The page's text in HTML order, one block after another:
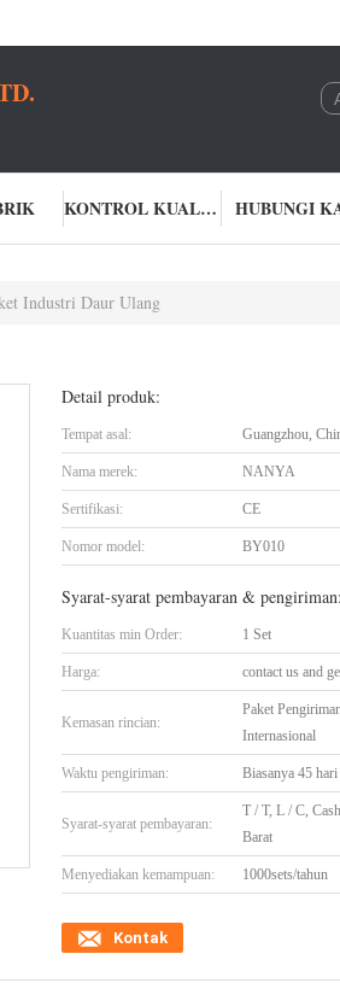
KONTROL KUALITAS HUBUNGI
Industri Daur Ulang
Detail produk:
Tempat asal: Guangzhou,
Nama merek: NANYA
Sertifikasi: CE
Nomor model: BY010
Syarat-syarat pembayaran & pengiriman:
Kuantitas min Order: 1 Set
Harga: contact us and
Kemasan rincian:
Paket
Internasional
Waktu pengiriman: Biasanya 45 hari
Syarat-syarat pembayaran:
T / T, L / C,
Barat
Menyediakan kemampuan: 1000sets/tahun
Kontak